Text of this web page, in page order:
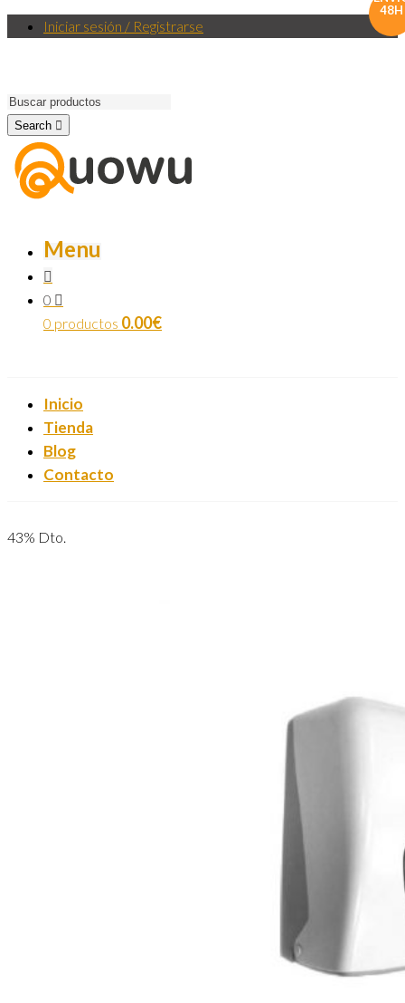
Iniciar sesión / Registrarse
Search
Menu
0
0 productos 0.00€
Inicio
Tienda
Blog
Contacto
43% Dto.
48H